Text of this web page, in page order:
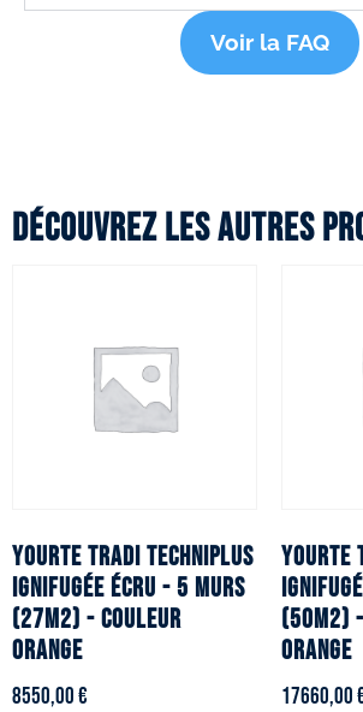
Voir la FAQ
Découvrez les autres
YOURTE TRADI TECHNIPLUS
ignifugée écru - 5 murs
(27m2) - Couleur
orange
8550,00€
YOURTE
(50m2)
orange
17660,00